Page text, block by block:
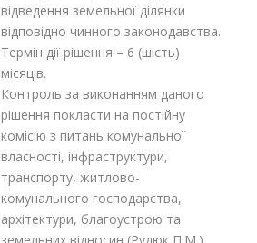
відведення земельної ділянки
відповідно чинного законодавства.
Термін дії рішення – 6 (шість)
місяців.
Контроль за виконанням даного
рішення покласти на постійну
комісію з питань комунальної
власності, інфраструктури,
транспорту, житлово-
комунального господарства,
архітектури, благоустрою та